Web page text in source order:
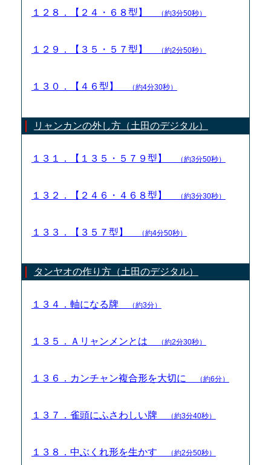
１２８．【２４・６８型】 （約3分50秒）
１２９．【３５・５７型】 （約2分50秒）
１３０．【４６型】 （約4分30秒）
リャンカンの外し方（土田のデジタル）
１３１．【１３５・５７９型】 （約3分50秒）
１３２．【２４６・４６８型】 （約3分30秒）
１３３．【３５７型】 （約4分50秒）
タンヤオの作り方（土田のデジタル）
１３４．軸になる牌 （約3分）
１３５．Ａリャンメンとは （約2分30秒）
１３６．カンチャン複合形を大切に （約6分）
１３７．雀頭にふさわしい牌 （約3分40秒）
１３８．中ぶくれ形を生かす （約2分50秒）